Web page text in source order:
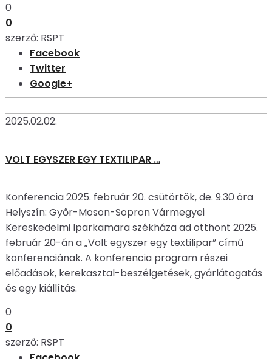
0
0
szerző: RSPT
Facebook
Twitter
Google+
2025.02.02.
VOLT EGYSZER EGY TEXTILIPAR …
Konferencia 2025. február 20. csütörtök, de. 9.30 óra
Helyszín: Győr-Moson-Sopron Vármegyei
Kereskedelmi Iparkamara székháza ad otthont 2025.
február 20-án a „Volt egyszer egy textilipar” című
konferenciának. A konferencia program részei
előadások, kerekasztal-beszélgetések, gyárlátogatás
és egy kiállítás.
0
0
szerző: RSPT